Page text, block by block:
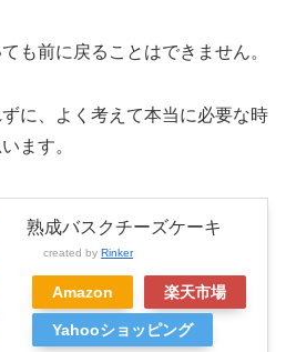
も前に戻ることはできません。
に、よく考えて本当に必要な時
ます。
熟成バスクチーズケーキ
created by Rinker
Amazon 楽天市場
Yahooショッピング